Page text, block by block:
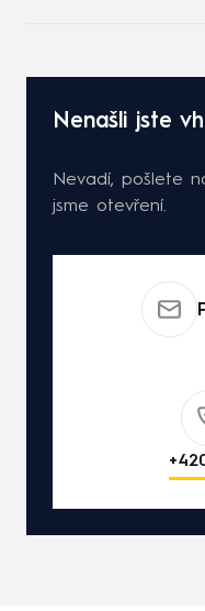
Nenašli jste
Nevadí, pošlete
jsme otevření.